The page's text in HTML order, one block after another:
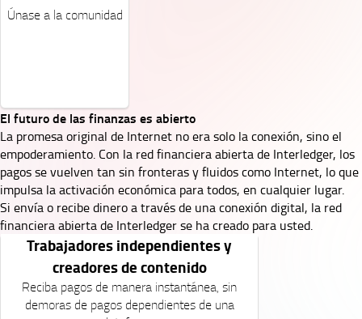
Únase a la comunidad
El futuro de las finanzas es abierto
La promesa original de Internet no era solo la conexión, sino el
empoderamiento. Con la red financiera abierta de Interledger, los
pagos se vuelven tan sin fronteras y fluidos como Internet, lo que
impulsa la activación económica para todos, en cualquier lugar.
Si envía o recibe dinero a través de una conexión digital, la red
financiera abierta de Interledger se ha creado para usted.
Trabajadores independientes y
creadores de contenido
Reciba pagos de manera instantánea, sin
demoras de pagos dependientes de una